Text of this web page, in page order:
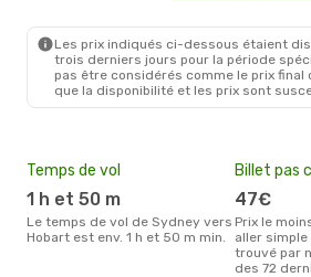
Les prix indiqués ci-dessous étaient
trois derniers jours pour la période
pas être considérés comme le prix final
que la disponibilité et les prix sont
Temps de vol
1 h et 50 m
Le temps de vol de Sydney vers
Hobart est env. 1 h et 50 m min.
Billet pas
47€
Prix le moins cher pour un billet
aller
trouvé par
des 72